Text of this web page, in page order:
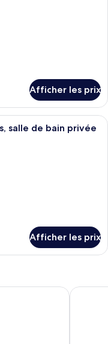
Afficher les prix
d’hôtel moderne
salle de bain privée
Afficher les prix
Sukhum